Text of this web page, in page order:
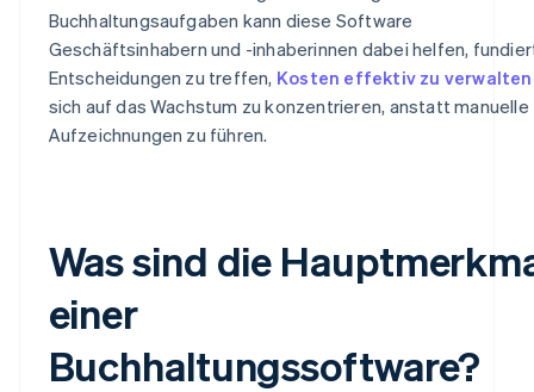
Buchhaltungsaufgaben kann diese Software
Geschäftsinhabern und -inhaberinnen dabei helfen,
Entscheidungen zu treffen, Kosten effektiv zu verwalten
sich auf das Wachstum zu konzentrieren, anstatt manuelle
Aufzeichnungen zu führen.
Was sind die
einer
Buchhaltungssoftware?